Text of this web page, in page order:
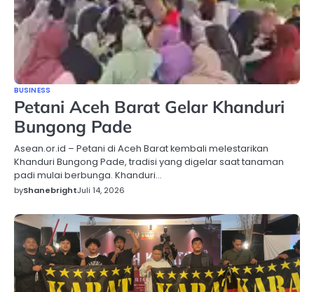
BUSINESS
Petani Aceh Barat Gelar Khanduri
Bungong Pade
Asean.or.id – Petani di Aceh Barat kembali melestarikan
Khanduri Bungong Pade, tradisi yang digelar saat tanaman
padi mulai berbunga. Khanduri…
byShanebrightJuli 14, 2026